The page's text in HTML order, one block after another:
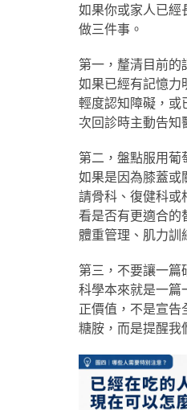
如果你或家人已經
做三件事。
第一，釐清目前的
如果已經有記憶力
輕度認知障礙，或
次回診時主動告知
第二，盤點服用葡
如果是因為膝蓋或
請骨科、復健科或
看是否有更適合的
體重管理、肌力訓
第三，不要讓一篇
科學本來就是一篇
正價值，不是宣告
糖胺，而是提醒我